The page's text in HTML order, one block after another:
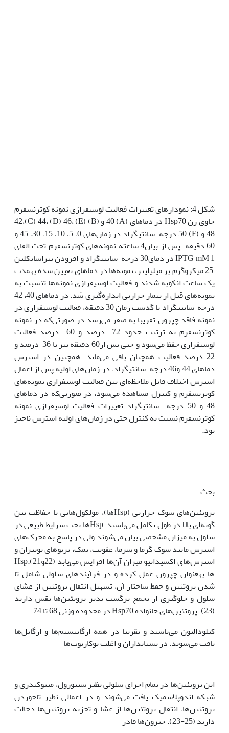
شکل 4: نمودارهای تغییرات فعالیت لوسیفرازی نمونه کوترنسفرم
حاوی ژن Hsp70 در دماهای (A) 40 و (B) 42،(C) 44، (D) 46، (E)
48 و (F) 50 درجه سانتی‫گراد در زمان‌های 0، 5، 10، 15، 30، 45 و
60 دقیقه. پس از بیان4 ساعته نمونه‌های کوترنسفرم تحت القای
IPTG mM 1 در دمای30 درجه سانتی‫گراد و افزودن تتراسایکلین
25 میکروگرم بر میلی‫لیتر، نمونه‌ها در دماهای تعیین شده به‫مدت
یک ساعت انکوبه شدند و فعالیت لوسیفرازی نمونه‌ها تنسبت به
نمونه‌های قبل از تیمار حرارتی اندازه‌گیری شد. در دماهای 40، 42
درجه سانتی‫گراد با گذشت زمان 30 دقیقه، فعالیت لوسیفرازی در
نمونه فاقد چپرون تقریبا به صفر می‌رسد در صورتی‌که در نمونه
کوترنسفرم به ترتیب حدود 72 درصد و 60 درصد فعالیت
لوسیفرازی حفظ می‌شود و حتی پس از60 دقیقه نیز تا 36 درصد و
22 درصد فعالیت همچنان باقی می‌ماند. همچنین در استرس
دماهای 44 و46 درجه سانتی‫گراد، در زمان‌های اولیه پس از اعمال
استرس اختلاف قابل ملاحظه‌ای بین فعالیت لوسیفرازی نمونه‌های
کوترنسفرم و کنترل مشاهده می‌شود، در صورتی‌که در دماهای
48 و 50 درجه سانتی‫گراد تغییرات فعالیت لوسیفرازی نمونه
کوترنسفرم نسبت به کنترل حتی در زمان‌های اولیه استرس ناچیز
بود.
بحث
پروتئین‌های شوک حرارتی (Hspها)، مولکول‌هایی با حفاظت بین
گونه‌ای بالا در طول تکامل می‌باشند. Hspها تحت شرایط طبیعی در
سلول به میزان مشخصی بیان می‌شوند ولی در پاسخ به محرک‌های
استرس مانند شوک گرما و سرما، عفونت، نمک، پرتوهای یونیزان و
استرس‌‌‌های اکسیداتیو میزان آن‌ها افزایش می‌یابد (22و21).Hsp
ها به‫عنوان چپرون عمل کرده و در فرآیندهای سلولی شامل تا
شدن پروتئین و حفظ ساختار آن، تسهیل انتقال پروتئین از غشای
سلول و جلوگیری از تجمع برگشت پذیر پروتئین‌ها نقش دارند
(23). پروتئین‌های خانواده Hsp70 در محدوده وزنی 68 تا 74
کیلودالتون می‌باشند و تقریبا در همه ارگانیسنم‌ها و ارگانل‌ها
یافت می‌شوند. در پستانداران و اغلب یوکاریوت‌ها
این پروتئین‌ها در تمام اجزای سلولی نظیر سیتوزول، میتوکندری و
شبکه اندوپلاسمیک یافت می‌شوند و در اعمالی نظیر تاخوردن
پروتئین‌ها، انتقال پروتئین‌ها از غشا و تجزیه پروتئین‌ها دخالت
دارند (25-23). چپرون‌‌ها قادر